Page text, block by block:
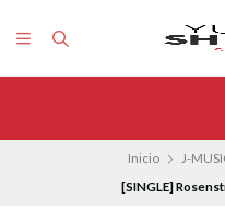
Inicio J-
[SINGLE]